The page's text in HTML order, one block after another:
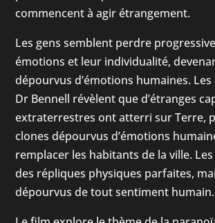
commencent à agir étrangement.
Les gens semblent perdre
émotions et leur individualité,
dépourvus d’émotions humaines.
Dr Bennell révèlent que d’étranges
extraterrestres ont atterri sur Terre,
clones dépourvus d’émotions
remplacer les habitants de la ville.
des répliques physiques parfaites,
dépourvus de tout sentiment humain.